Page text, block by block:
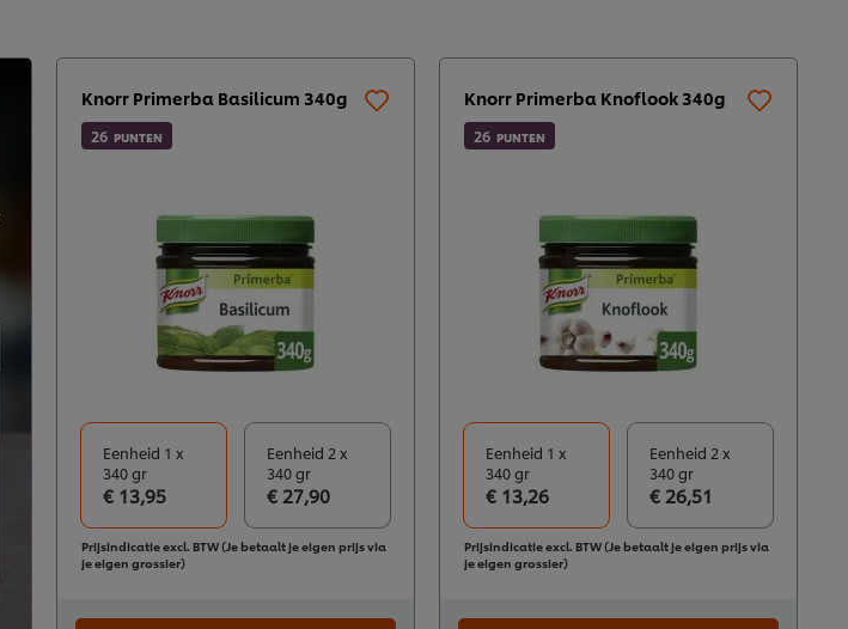
Knorr Primerba Basilicum 340g
26 PUNTEN
Eenheid 1 x
340 gr
€ 13,95
Eenheid 2 x
340 gr
€ 27,90
Prijsindicatie excl. BTW (Je betaalt je eigen prijs via
je eigen grossier)
Knorr Primerba Knoflook 340g
26 PUNTEN
Eenheid 1 x
340 gr
€ 13,26
Eenheid 2 x
340 gr
€ 26,51
Prijsindicatie excl. BTW (Je betaalt je eigen prijs via
je eigen grossier)